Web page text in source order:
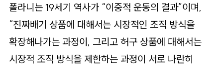
폴라니는 19세기 역사가 “이중적 운동의 결과”이며,
“진짜배기 상품에 대해서는 시장적인 조직 방식을
확장해나가는 과정이, 그리고 허구 상품에 대해서는
시장적 조직 방식을 제한하는 과정이 서로 나란히